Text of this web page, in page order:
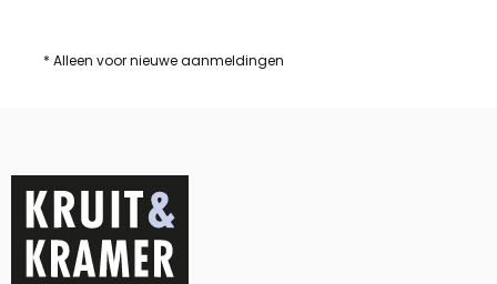
* Alleen voor nieuwe aanmeldingen